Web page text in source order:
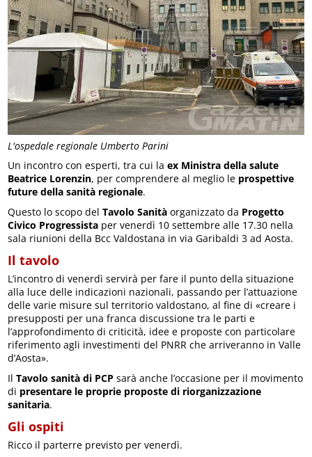
L'ospedale regionale Umberto Parini
Un incontro con esperti, tra cui laex Ministra della salute
Beatrice Lorenzin, per comprendere al meglio le prospettive
future della sanità regionale.
Questo lo scopo delTavolo Sanità organizzato da Progetto
Civico Progressista per venerdì 10 settembre alle 17.30 nella
sala riunioni della Bcc Valdostana in via Garibaldi 3 ad Aosta.
Il tavolo
L’incontro di venerdì servirà per fare il punto della situazione
alla luce delle indicazioni nazionali, passando per l’attuazione
delle varie misure sul territorio valdostano, al fine di «creare i
presupposti per una franca discussione tra le parti e
l’approfondimento di criticità, idee e proposte con particolare
riferimento agli investimenti del PNRR che arriveranno in Valle
d’Aosta».
IlTavolo sanità di PCP sarà anche l’occasione per il movimento
di presentare le proprie proposte di riorganizzazione
sanitaria.
Gli ospiti
Ricco il parterre previsto per venerdì.